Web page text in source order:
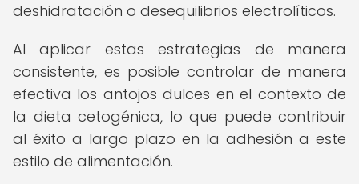
deshidratación o desequilibrios electrolíticos.
Al aplicar estas estrategias de manera
consistente, es posible controlar de manera
efectiva los antojos dulces en el contexto de
la dieta cetogénica, lo que puede contribuir
al éxito a largo plazo en la adhesión a este
estilo de alimentación.